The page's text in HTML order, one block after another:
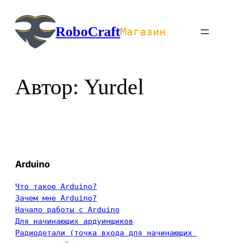
содержимомуRoboCraftМагазин
Автор:Yurdel
Arduino
Что такое Arduino?
Зачем мне Arduino?
Начало работы с Arduino
Для начинающих ардуинщиков
Радиодетали (точка входа для начинающих